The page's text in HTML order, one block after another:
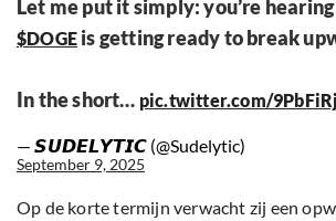
Let me put it simply: you’re
$DOGE is getting ready to break
In the short… pic.twitter.com/
— 𝙎𝙐𝘿𝙀𝙇𝙔𝙏𝙄𝘾 (@Sudelytic)
September 9, 2025
Op de korte termijn verwacht zij een